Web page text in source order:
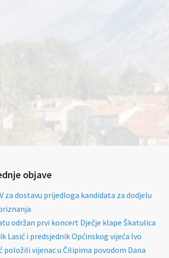
objave
za dostavu prijedloga kandidata za dodjelu
održan prvi koncert Dječje klape Škatulica
Lasić i predsjednik Općinskog vijeća Ivo
položili vijenac u Čilipima povodom Dana